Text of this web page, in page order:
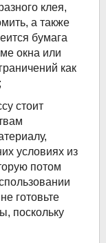
клея,
а также
бумага
окна или
как
стоит
условиях из
потом
готовьте
поскольку